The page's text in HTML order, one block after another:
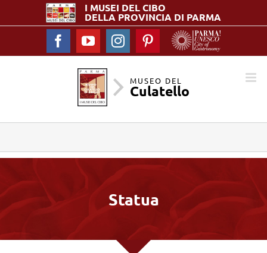
I MUSEI DELCIBO
DELLA PROVINCIA DI PARMA
FacebookYouTubeInstagramPinterest
MUSEO DEL
Culatello
Statua